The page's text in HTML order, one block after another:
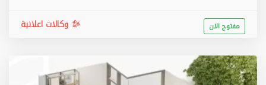
وكالات اعلانية مفتوح الان